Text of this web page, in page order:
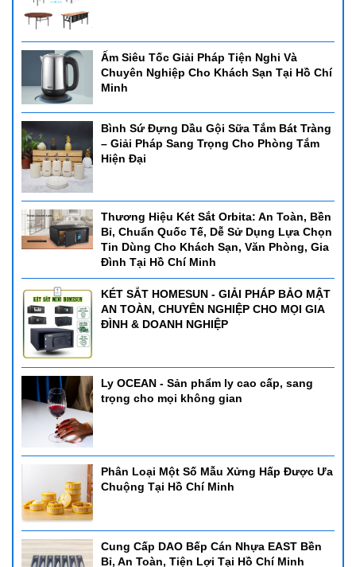
Ấm Siêu Tốc Giải Pháp Tiện Nghi Và
Chuyên Nghiệp Cho Khách Sạn Tại Hồ Chí
Minh
Bình Sứ Đựng Dầu Gội Sữa Tắm Bát Tràng
– Giải Pháp Sang Trọng Cho Phòng Tắm
Hiện Đại
Thương Hiệu Két Sắt Orbita: An Toàn, Bền
Bỉ, Chuẩn Quốc Tế, Dễ Sử Dụng Lựa Chọn
Tin Dùng Cho Khách Sạn, Văn Phòng, Gia
Đình Tại Hồ Chí Minh
KÉT SẮT HOMESUN - GIẢI PHÁP BẢO MẬT
AN TOÀN, CHUYÊN NGHIỆP CHO MỌI GIA
ĐÌNH & DOANH NGHIỆP
Ly OCEAN - Sản phẩm ly cao cấp, sang
trọng cho mọi không gian
Phân Loại Một Số Mẫu Xửng Hấp Được Ưa
Chuộng Tại Hồ Chí Minh
Cung Cấp DAO Bếp Cán Nhựa EAST Bền
Bỉ, An Toàn, Tiện Lợi Tại Hồ Chí Minh